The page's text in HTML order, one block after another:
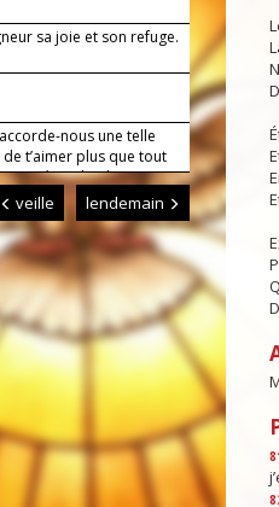
sa joie et son refuge.
nous une telle
t’aimer plus que tout
Par Jésus, le Christ,
veille lendemain
81